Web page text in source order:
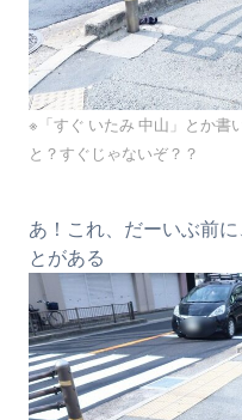
※「すぐ いたみ 中山」とか書
と？すぐじゃないぞ？？
あ！これ、だーいぶ前
とがある